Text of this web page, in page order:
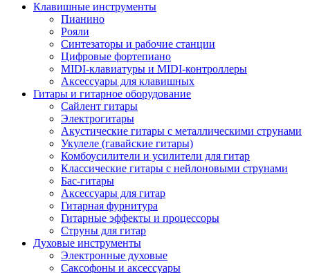
Клавишные инструменты
Пианино
Рояли
Синтезаторы и рабочие станции
Цифровые фортепиано
MIDI-клавиатуры и MIDI-контроллеры
Аксессуары для клавишных
Гитары и гитарное оборудование
Сайлент гитары
Электрогитары
Акустические гитары с металлическими струнами
Укулеле (гавайские гитары)
Комбоусилители и усилители для гитар
Классические гитары с нейлоновыми струнами
Бас-гитары
Аксессуары для гитар
Гитарная фурнитура
Гитарные эффекты и процессоры
Струны для гитар
Духовые инструменты
Электронные духовые
Саксофоны и аксессуары